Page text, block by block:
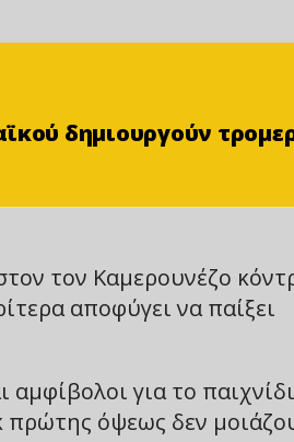
δημιουργούν
τον Καμερουνέζο
αποφύγει να παίξει
για το παιχνίδι
πρώτης όψεως δεν